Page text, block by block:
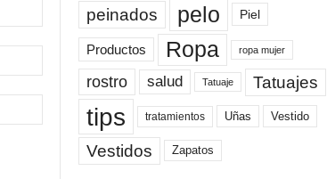
peinados pelo Piel
Productos Ropa ropa mujer
rostro salud Tatuaje Tatuajes
tips tratamientos Uñas Vestido
Vestidos Zapatos